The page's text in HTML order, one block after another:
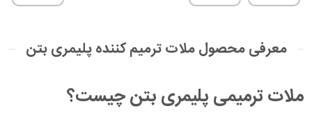
معرفی محصول ملات ترمیم کننده پلیمری بتن
ملات ترمیمی پلیمری بتن چیست؟